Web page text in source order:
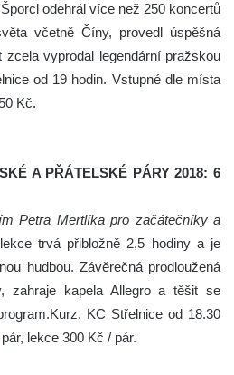
odehrál více než 250 koncertů
včetně Číny, provedl úspěšná
vyprodal legendární pražskou
od 19 hodin. Vstupné dle místa
Kč.
A PŘÁTELSKÉ PÁRY 2018: 6
Petra Mertlíka pro začátečníky a
trvá přibložně 2,5 hodiny a je
hudbou. Závěrečná prodloužená
zahraje kapela Allegro a těšit se
KC Střelnice od 18.30
lekce 300 Kč / pár.